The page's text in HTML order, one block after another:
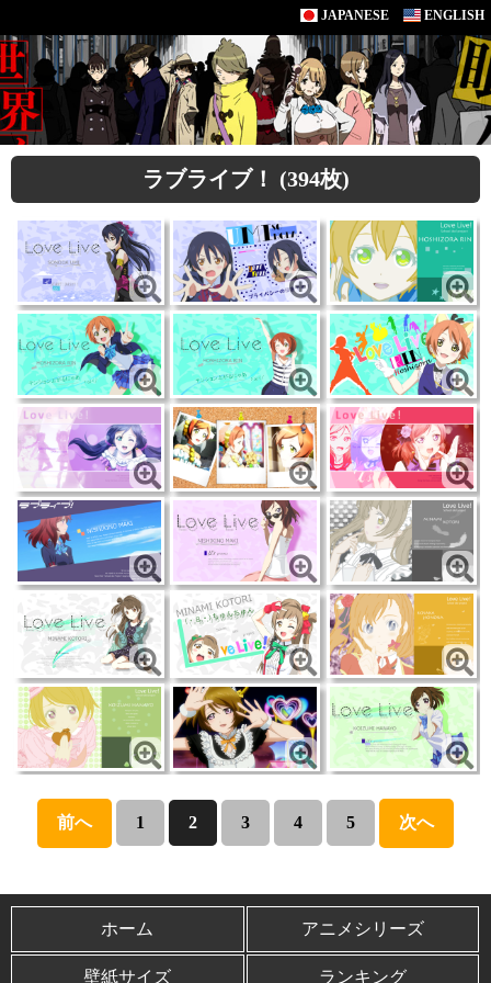
JAPANESE ENGLISH
ラブライブ！ (394枚)
前へ 1 2 3 4 5 次へ
ホーム アニメシリーズ
壁紙サイズ ランキング